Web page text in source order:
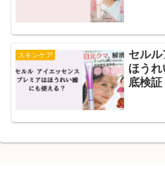
スキンケア
セル
ほう
底検証